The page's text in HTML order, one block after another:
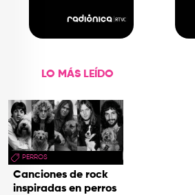
LO MÁS LEÍDO
PERROS
Canciones de rock
inspiradas en perros